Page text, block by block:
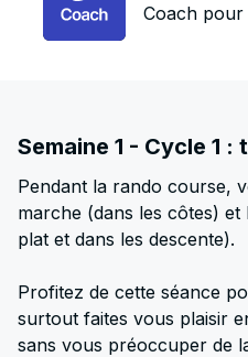
Coach
Semaine 1 - Cycle 1
Pendant la rando course,
marche (dans les côtes)
plat et dans les descente).
Profitez de cette séance
surtout faites vous plaisir
sans vous préoccuper de